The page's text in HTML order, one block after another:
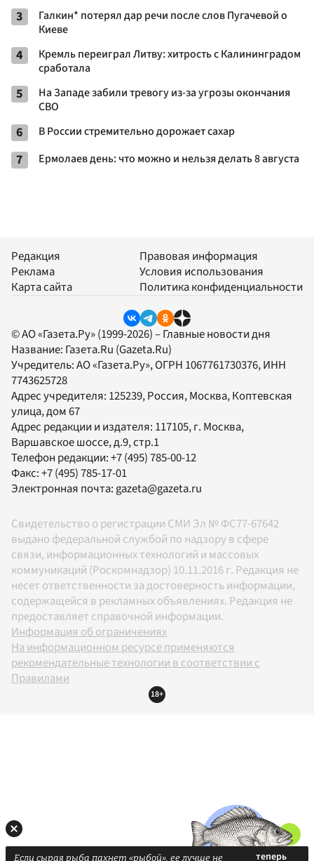
3
Галкин* потерял дар речи после слов Пугачевой о
Киеве
4
Кремль переиграл Литву: хитрость с Калининградом
сработала
5
На Западе забили тревогу из-за угрозы окончания
СВО
6 В России стремительно дорожает сахар
7 Ермолаев день: что можно и нельзя делать 8 августа
Редакция
Реклама
Карта сайта
Правовая информация
Условия использования
Политика конфиденциальности
© АО «Газета.Ру» (1999-2026) – Главные новости дня
Название: Газета.Ru (Gazeta.Ru)
Учредитель:АО «Газета.Ру», ОГРН 1067761730376, ИНН
7743625728
Адрес учредителя: 125239, Россия, Москва, Коптевская
улица, дом 67
Адрес редакции и издателя: 117105, г. Москва,
Варшавское шоссе, д.9, стр.1
Телефон редакции:+7 (495) 785-00-12
Факс:+7 (495) 785-17-01
Электронная почта: gazeta@gazeta.ru
Свидетельство о регистрации СМИ Эл № ФС77-67642
выдано федеральной службой по надзору в сфере
связи, информационных технологий и массовых
коммуникаций (Роскомнадзор) 10.11.2016 г. Редакция не
несет ответственности за достоверность информации,
содержащейся в рекламных объявлениях. Редакция не
предоставляет справочной информации.
Информация об ограничениях
На информационном ресурсе применяются
рекомендательные технологии в соответствии с
Правилами
18+
Если сырая рыба пахнет «рыбой», ее лучше не